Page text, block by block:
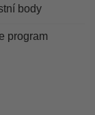
body
program